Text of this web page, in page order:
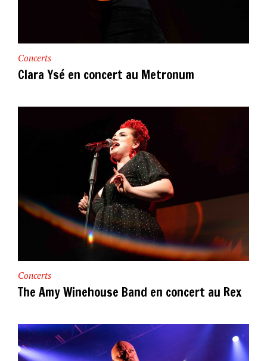
Concerts
Clara Ysé en concert au Metronum
Concerts
The Amy Winehouse Band en concert au Rex